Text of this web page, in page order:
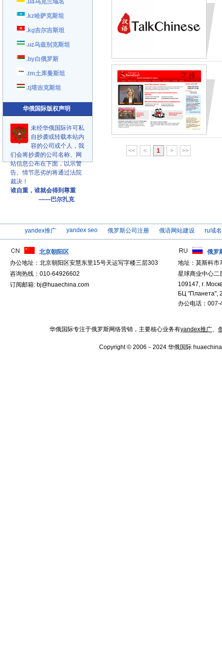
.ua乌克兰域名
.kz哈萨克斯坦
.kg吉尔吉斯坦
.uz乌兹别克斯坦
.by白俄罗斯
.tm土库曼斯坦
.tj塔吉克斯坦
华俄国际版权声明
未经华俄国际许可私
自抄袭或转载本站内
容的公司或个人，我
们会将抄袭的公司名称、网
站信息公布在下面，以示警
告。情节恶劣的将通过法院
裁决！
谁自重，谁就会得到尊重
——巴尔扎克
<< < 1 > >>
yandex推广 yandex seo 俄罗斯公司注册 俄语网站建设 ru域
北京朝阳区
办公地址：北京朝阳区安慧东里15号天运写字楼三层303
咨询热线：010-64926602
订阅邮箱: bj@huaechina.com
俄罗
地址：莫斯科市
星球商业中心二
109147, г.
БЦ "Планета",
办公电话：
华俄国际专注于俄罗斯网络营销，主要核心业务有yandex推广、
Copyright © 2006－2024 华俄国际